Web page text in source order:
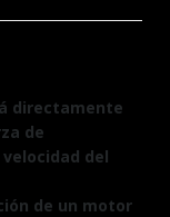
directamente
de
del
de un motor